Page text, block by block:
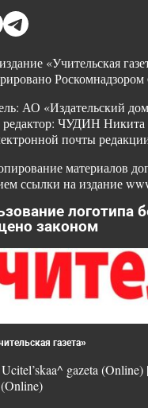
«Учительская
АО «Издательский дом
ЧУДИН
почты
материалов
ссылки на издание
логотипа
законом
газета»
gazeta